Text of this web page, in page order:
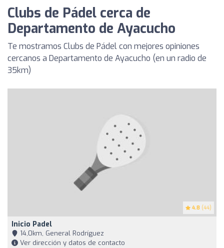
Clubs de Pádel cerca de
Departamento de Ayacucho
Te mostramos Clubs de Pádel con mejores opiniones
cercanos a Departamento de Ayacucho (en un radio de
35km)
4.8 (44)
Inicio Padel
14,0km, General Rodríguez
Ver dirección y datos de contacto